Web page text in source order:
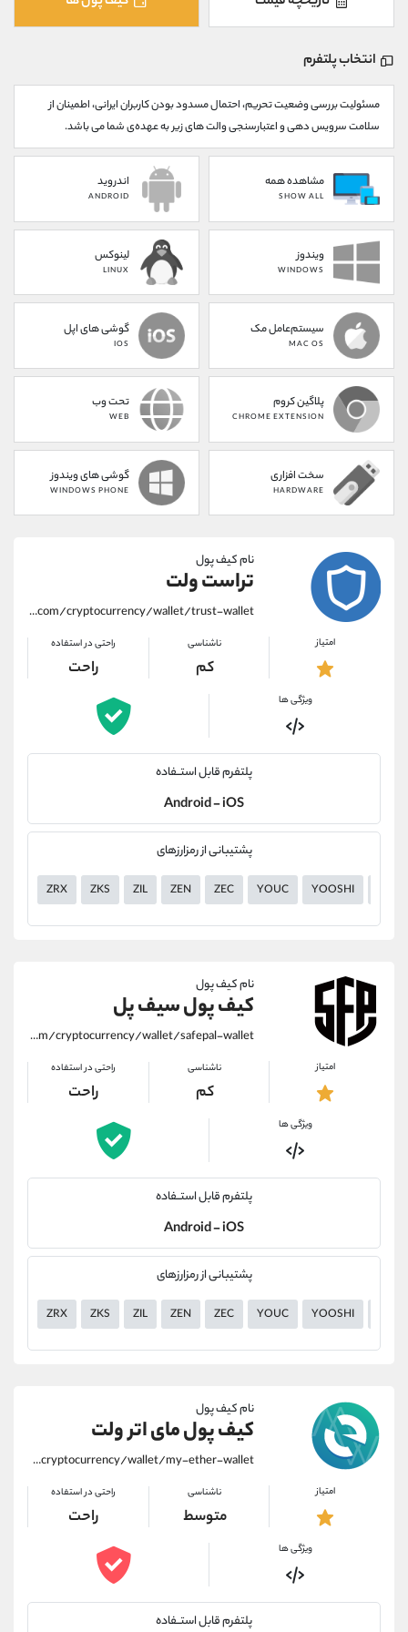
انتخاب پلتفرم
مسئولیت بررسی وضعیت تحریم، احتمال مسدود بودن کاربران ایرانی، اطمینان از
سلامت سرویس دهی و اعتبارسنجی والت های زیر به عهده‌ی شما می باشد.
مشاهده همه
SHOW ALL
اندروید
ANDROID
ویندوز
WINDOWS
لینوکس
LINUX
سیستم‌عامل مک
MAC OS
گوشی های اپل
IOS
پلاگین کروم
CHROME EXTENSION
تحت وب
WEB
سخت افزاری
HARDWARE
گوشی های ویندوز
WINDOWS PHONE
نام کیف پول
تراست ولت
https://alirezamehrabi.com/cryptocurrency/wallet/trust-wallet
امتیاز ناشناسی
کم
راحتی در استفاده
راحت
ویژگی ها
پلتفرم قابل استــفاده
Android - iOS
پشتیبانی از رمزارزهای
ZRX ZKS ZIL ZEN ZEC YOUC YOOSHI
نام کیف پول
کیف پول سیف پل
https://alirezamehrabi.com/cryptocurrency/wallet/safepal-wallet
امتیاز ناشناسی
کم
راحتی در استفاده
راحت
ویژگی ها
پلتفرم قابل استــفاده
Android - iOS
پشتیبانی از رمزارزهای
ZRX ZKS ZIL ZEN ZEC YOUC YOOSHI
نام کیف پول
کیف پول مای اتر ولت
https://alirezamehrabi.com/cryptocurrency/wallet/my-ether-wallet
امتیاز ناشناسی
متوسط
راحتی در استفاده
راحت
ویژگی ها
پلتفرم قابل استــفاده
@alirezamehrabi_official